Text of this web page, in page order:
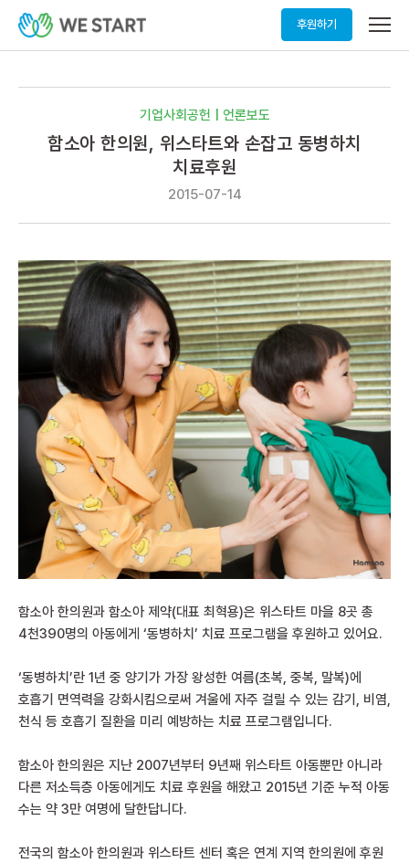
후원하기
메
열
기업사회공헌 | 언론보도
함소아 한의원, 위스타트와 손잡고 동병하치
치료후원
2015-07-14
함소아 한의원과 함소아 제약(대표 최혁용)은 위스타트 마을 8곳 총
4천390명의 아동에게 ‘동병하치’ 치료 프로그램을 후원하고 있어요.
‘동병하치’란 1년 중 양기가 가장 왕성한 여름(초복, 중복, 말복)에
호흡기 면역력을 강화시킴으로써 겨울에 자주 걸릴 수 있는 감기, 비염,
천식 등 호흡기 질환을 미리 예방하는 치료 프로그램입니다.
함소아 한의원은 지난 2007년부터 9년째 위스타트 아동뿐만 아니라
다른 저소득층 아동에게도 치료 후원을 해왔고 2015년 기준 누적 아동
수는 약 3만 여명에 달한답니다.
전국의 함소아 한의원과 위스타트 센터 혹은 연계 지역 한의원에 후원